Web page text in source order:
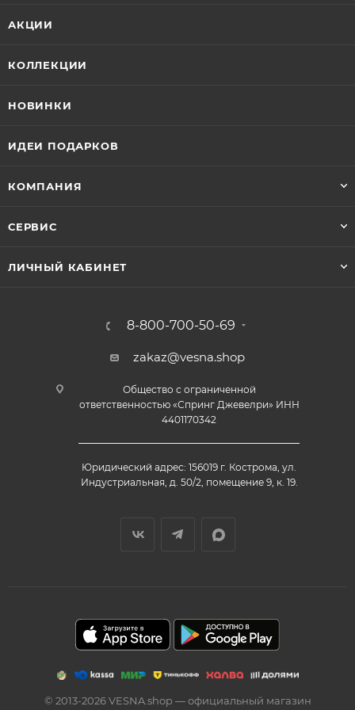
АКЦИИ
КОЛЛЕКЦИИ
НОВИНКИ
ИДЕИ ПОДАРКОВ
КОМПАНИЯ
СЕРВИС
ЛИЧНЫЙ КАБИНЕТ
8-800-700-50-69
zakaz@vesna.shop
Общество с ограниченной
ответственностью «Спринг Джевелри» ИНН
4401170342
Юридический адрес: 156019 г. Кострома, ул.
Индустриальная, д. 50/2, помещение 9, к. 19.
© 2013-2026 VESNA.shop — официальный магазин